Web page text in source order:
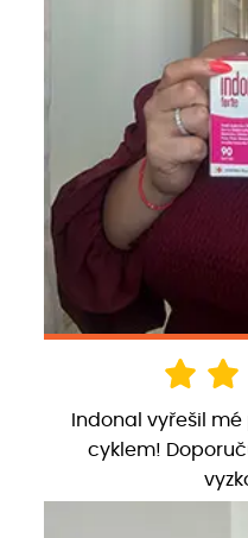
Indonal vyřešil
cyklem!